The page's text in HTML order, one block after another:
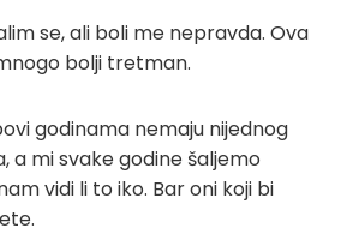
se, ali boli me nepravda. Ova
bolji tretman.
godinama nemaju nijednog
a mi svake godine šaljemo
vidi li to iko. Bar oni koji bi